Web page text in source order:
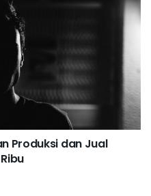
Produksi dan Jual